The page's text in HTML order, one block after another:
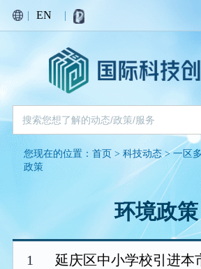
| EN |
您现在的位置：首页 >科技动态>一区
政策
环境政策
1
延庆区中小学校引进本